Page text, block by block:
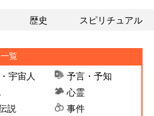
覧
宇宙人
予言・予知
心霊
説
事件
歴史 スピリチュアル